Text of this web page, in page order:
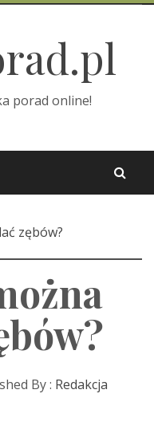
porad online!
zębów?
By : Redakcja